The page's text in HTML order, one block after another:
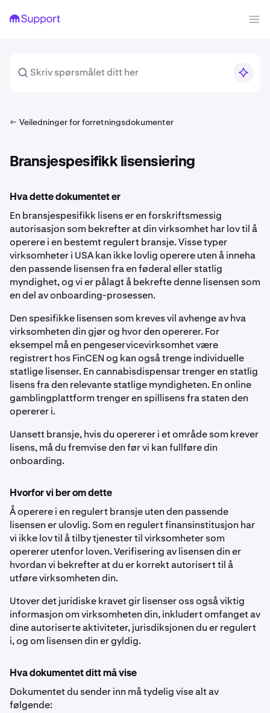
Veiledninger for forretningsdokumenter
Bransjespesifikk lisensiering
Hva dette dokumentet er
En bransjespesifikk lisens er en forskriftsmessig
autorisasjon som bekrefter at din virksomhet har lov til å
operere i en bestemt regulert bransje. Visse typer
virksomheter i USA kan ikke lovlig operere uten å inneha
den passende lisensen fra en føderal eller statlig
myndighet, og vi er pålagt å bekrefte denne lisensen som
en del av onboarding-prosessen.
Den spesifikke lisensen som kreves vil avhenge av hva
virksomheten din gjør og hvor den opererer. For
eksempel må en pengeservicevirksomhet være
registrert hos FinCEN og kan også trenge individuelle
statlige lisenser. En cannabisdispensar trenger en statlig
lisens fra den relevante statlige myndigheten. En online
gamblingplattform trenger en spillisens fra staten den
opererer i.
Uansett bransje, hvis du opererer i et område som krever
lisens, må du fremvise den før vi kan fullføre din
onboarding.
Hvorfor vi ber om dette
Å operere i en regulert bransje uten den passende
lisensen er ulovlig. Som en regulert finansinstitusjon har
vi ikke lov til å tilby tjenester til virksomheter som
opererer utenfor loven. Verifisering av lisensen din er
hvordan vi bekrefter at du er korrekt autorisert til å
utføre virksomheten din.
Utover det juridiske kravet gir lisenser oss også viktig
informasjon om virksomheten din, inkludert omfanget av
dine autoriserte aktiviteter, jurisdiksjonen du er regulert
i, og om lisensen din er gyldig.
Hva dokumentet ditt må vise
Dokumentet du sender inn må tydelig vise alt av
følgende: